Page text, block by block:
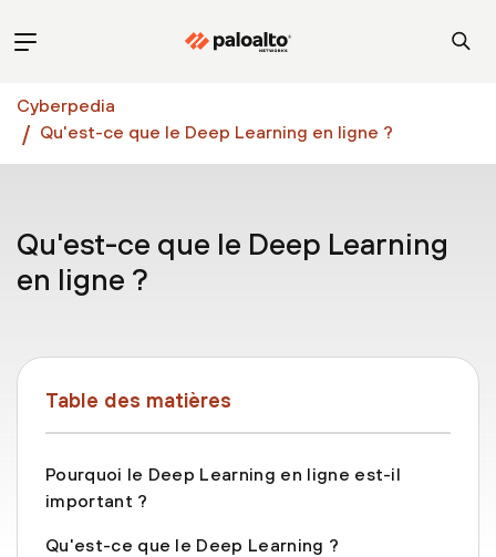
Cyberpedia
Qu'est-ce que le Deep Learning en ligne ?
Qu'est-ce que le Deep Learning
en ligne ?
Table des matières
Pourquoi le Deep Learning en ligne est-il
important ?
Qu'est-ce que le Deep Learning ?